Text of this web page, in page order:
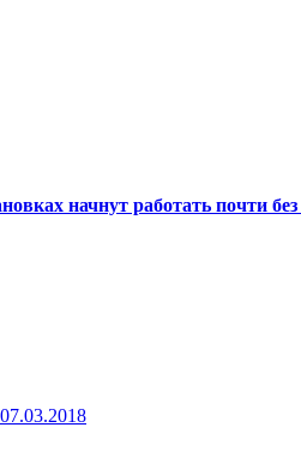
начнут работать почти
07.03.2018